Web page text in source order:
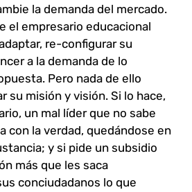
la demanda del mercado.
el empresario educacional
re-configurar su
a la demanda de lo
Pero nada de ello
su misión y visión. Si lo hace,
un mal líder que no sabe
con la verdad, quedándose en
y si pide un subsidio
más que les saca
conciudadanos lo que